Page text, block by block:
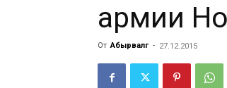
армии
От Абырвалг - 27.12.2015